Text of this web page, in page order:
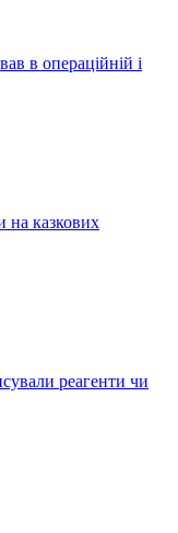
в операційній і
на казкових
реагенти чи